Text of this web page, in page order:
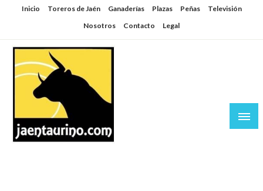
SaltarInicio Toreros de Jaén Ganaderías Plazas Peñas
Televisión
Nosotros
Contacto Legal